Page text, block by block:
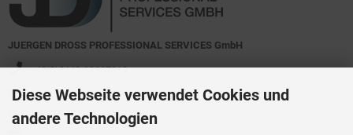
JUERGEN DROSS PROFESSIONAL SERVICES GmbH
+49(0)6449-92897919
Kirchstraße 44
D-35630 Ehringshausen
Diese Webseite verwendet Cookies und
andere Technologien